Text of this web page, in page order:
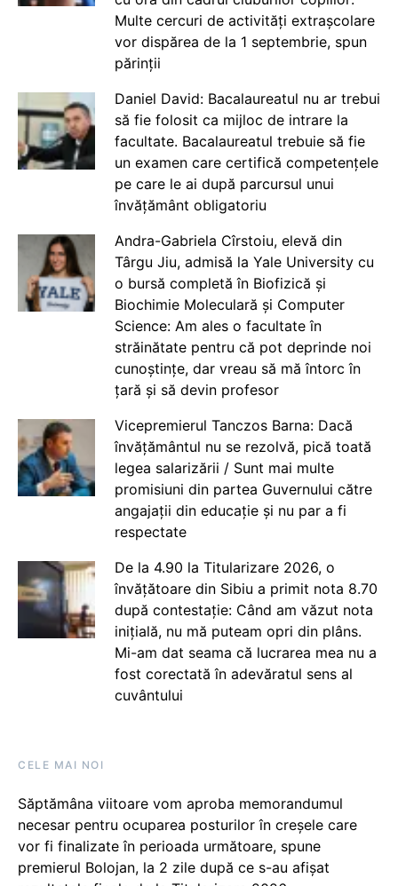
Multe cercuri de activități extrașcolare
vor dispărea de la 1 septembrie, spun
părinții
Daniel David: Bacalaureatul nu ar trebui
să fie folosit ca mijloc de intrare la
facultate. Bacalaureatul trebuie să fie
un examen care certifică competențele
pe care le ai după parcursul unui
învățământ obligatoriu
Andra-Gabriela Cîrstoiu, elevă din
Târgu Jiu, admisă la Yale University cu
o bursă completă în Biofizică și
Biochimie Moleculară și Computer
Science: Am ales o facultate în
străinătate pentru că pot deprinde noi
cunoștințe, dar vreau să mă întorc în
țară și să devin profesor
Vicepremierul Tanczos Barna: Dacă
învățământul nu se rezolvă, pică toată
legea salarizării / Sunt mai multe
promisiuni din partea Guvernului către
angajații din educație și nu par a fi
respectate
De la 4.90 la Titularizare 2026, o
învățătoare din Sibiu a primit nota 8.70
după contestație: Când am văzut nota
inițială, nu mă puteam opri din plâns.
Mi-am dat seama că lucrarea mea nu a
fost corectată în adevăratul sens al
cuvântului
CELE MAI NOI
Săptămâna viitoare vom aproba memorandumul
necesar pentru ocuparea posturilor în creșele care
vor fi finalizate în perioada următoare, spune
premierul Bolojan, la 2 zile după ce s-au afișat